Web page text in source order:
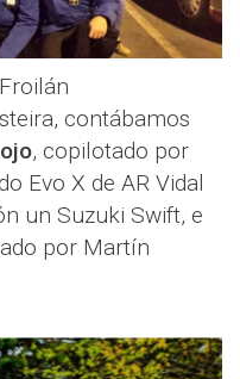
contábamos
, copilotado por
Evo X de AR Vidal
un Suzuki Swift, e
por Martín